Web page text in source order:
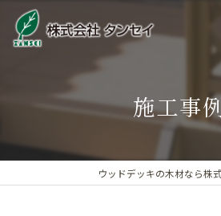
施工事
ウッドデッキの木材なら株